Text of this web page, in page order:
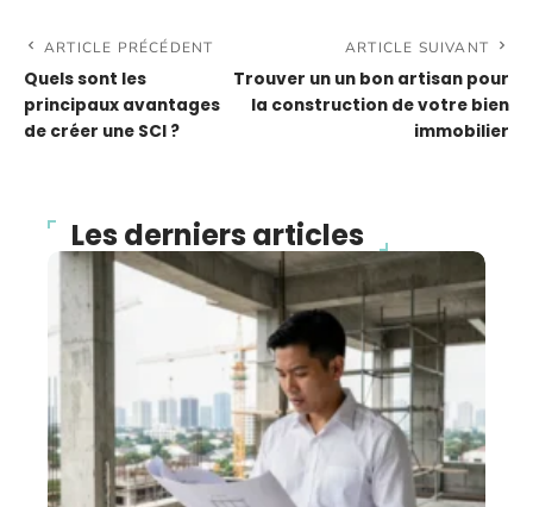
ARTICLE PRÉCÉDENT
Quels sont les
principaux avantages
de créer une SCI ?
ARTICLE SUIVANT
Trouver un un bon artisan pour
la construction de votre bien
immobilier
Les derniers articles